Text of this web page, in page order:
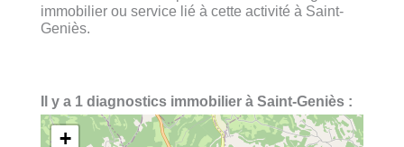
immobilier ou service lié à cette activité à Saint-
Geniès.
Il y a 1 diagnostics immobilier à Saint-Geniès :
+